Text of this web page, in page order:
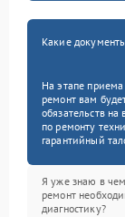
Какие
На этапе
ремонт вам
обязательств
по ремонту
гарантийный
Я уже знаю в
ремонт
диагностику?